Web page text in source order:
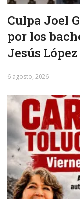
Culpa Joel
por los
Jesús
6 agosto, 2026